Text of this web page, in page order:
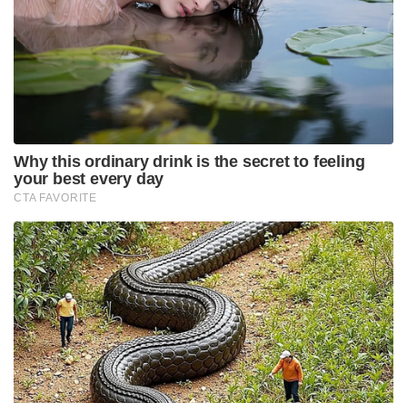
Why this ordinary drink is the secret to feeling
your best every day
CTA FAVORITE